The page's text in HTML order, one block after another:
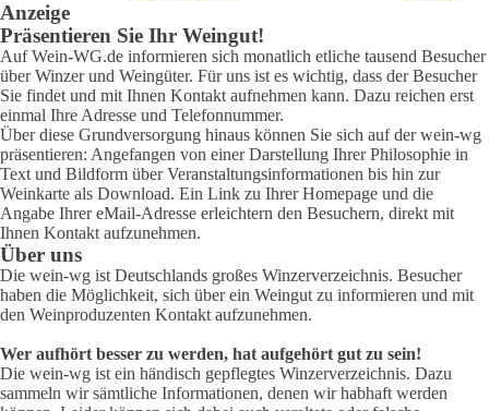
Anzeige
Präsentieren Sie Ihr Weingut!
Auf Wein-WG.de informieren sich monatlich etliche tausend Besucher
über Winzer und Weingüter. Für uns ist es wichtig, dass der Besucher
Sie findet und mit Ihnen Kontakt aufnehmen kann. Dazu reichen erst
einmal Ihre Adresse und Telefonnummer.
Über diese Grundversorgung hinaus können Sie sich auf der wein-wg
präsentieren: Angefangen von einer Darstellung Ihrer Philosophie in
Text und Bildform über Veranstaltungsinformationen bis hin zur
Weinkarte als Download. Ein Link zu Ihrer Homepage und die
Angabe Ihrer eMail-Adresse erleichtern den Besuchern, direkt mit
Ihnen Kontakt aufzunehmen.
Über uns
Die wein-wg ist Deutschlands großes Winzerverzeichnis. Besucher
haben die Möglichkeit, sich über ein Weingut zu informieren und mit
den Weinproduzenten Kontakt aufzunehmen.
Wer aufhört besser zu werden, hat aufgehört gut zu sein!
Die wein-wg ist ein händisch gepflegtes Winzerverzeichnis. Dazu
sammeln wir sämtliche Informationen, denen wir habhaft werden